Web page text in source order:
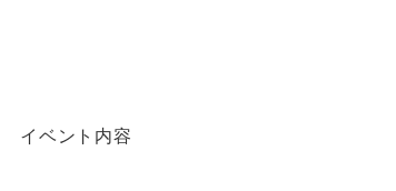
イベント内容